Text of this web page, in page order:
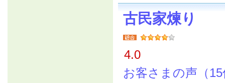
古民家煉り
4.0
お客さまの声（